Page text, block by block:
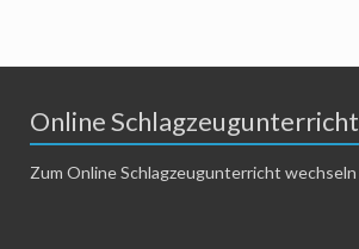
Online Schlagzeugunterricht
Zum Online Schlagzeugunterricht wechseln